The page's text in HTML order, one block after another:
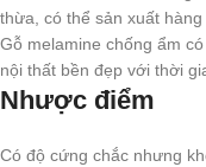
thừa, có thể sản xuất
Gỗ melamine chống ẩm
nội thất bền đẹp với thời
Nhược điểm
Có độ cứng chắc nhưng